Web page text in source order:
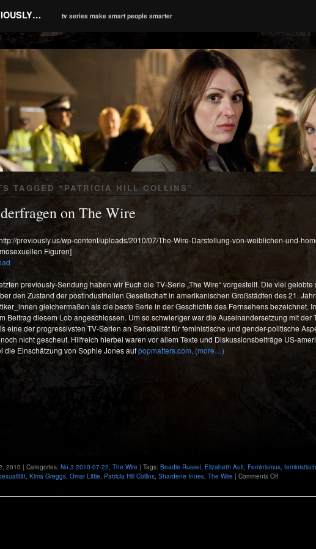
tv series make smart people smarter
TAGGED “ PATRICIA HILL COLLINS ”
on The Wire
previously.us/wp-content/uploads/2010/07/The-Wire-Darstellung-von-weiblichen-und-
Figuren]
previously-Sendung haben wir Euch die TV-Serie „The Wire“ vorgestellt. Die viel
den Zustand der postindustriellen Gesellschaft in amerikanischen Großstädten des 21.
gleichermaßen als die beste Serie in der Geschichte des Fernsehens bezeichnet.
Beitrag diesem Lob angeschlossen. Um so schwieriger war die Auseinandersetzung mit der
eine der progressivsten TV-Serien an Sensibilität für feministische und gender-politische
nicht gescheut. Hilfreich hierbei waren vor allem Texte und Diskussionsbeiträge US-
die Einschätzung von Sophie Jones aufpopmatters.com. (more…)
2010 | Categories: No.3 2010-07-22, The Wire | Tags: Beadie Russel, Elizabeth Ault, Feminismus,
, Kima Greggs, Omar Little, Patricia Hill Collins, Shardene Innes, The Wire | Comments Offon